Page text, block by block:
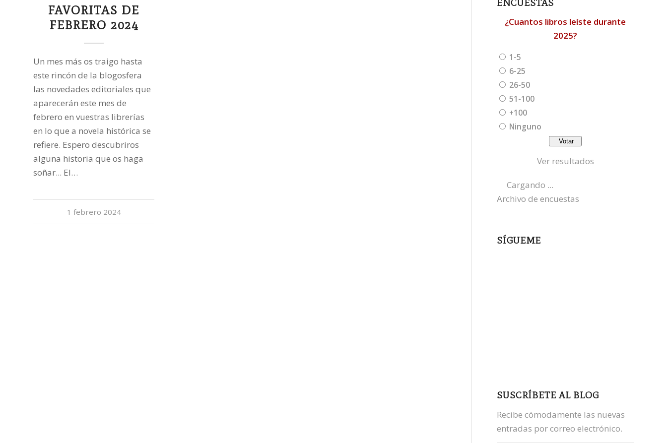
FAVORITAS DE
FEBRERO 2024
Un mes más os traigo hasta
este rincón de la blogosfera
las novedades editoriales que
aparecerán este mes de
febrero en vuestras librerías
en lo que a novela histórica se
refiere. Espero descubriros
alguna historia que os haga
soñar... El…
1 febrero 2024
ENCUESTAS
¿Cuantos libros leíste durante
2025?
1-5
6-25
26-50
51-100
+100
Ninguno
Ver resultados
Cargando ...
Archivo de encuestas
SÍGUEME
SUSCRÍBETE AL BLOG
Recibe cómodamente las nuevas
entradas por correo electrónico.